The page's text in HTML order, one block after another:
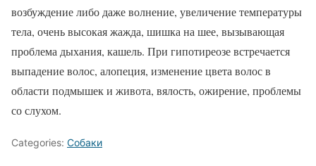
возбуждение либо даже волнение, увеличение температуры
тела, очень высокая жажда, шишка на шее, вызывающая
проблема дыхания, кашель. При гипотиреозе встречается
выпадение волос, алопеция, изменение цвета волос в
области подмышек и живота, вялость, ожирение, проблемы
со слухом.
Categories: Собаки